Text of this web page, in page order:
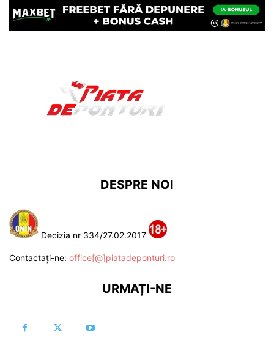
DESPRE NOI
Decizia nr 334/27.02.2017
Contactați-ne: office[@]piatadeponturi.ro
URMAȚI-NE